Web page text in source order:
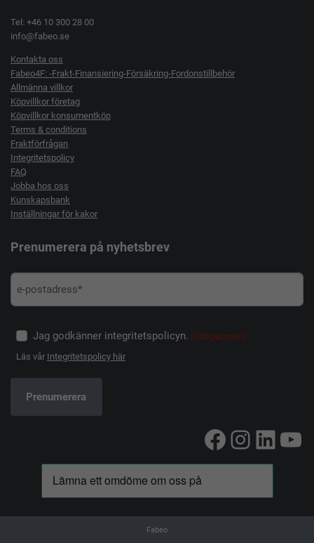
Tel: +46 10 300 28 00
info@fabeo.se
Kontakta oss
Fabeo4F: -Frakt-Finansiering-Försäkring-Fordonstillbehör
Allmänna villkor
Köpvillkor företag
Köpvillkor konsumentköp
Terms & conditions
Fraktförfrågan
Integritetspolicy
FAQ
Jobba hos oss
Kunskapsbank
Inställningar för kakor
Prenumerera på nyhetsbrev
Jag godkänner integritetspolicyn. (Obligatoriskt)
Läs vår Integritetspolicy här
Facebook
Fabeo